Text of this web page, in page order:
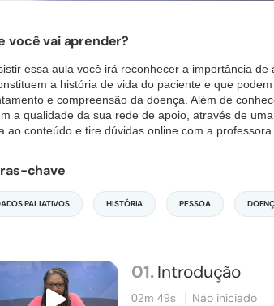
você vai aprender?
essa aula você irá reconhecer a importância
a história de vida do paciente e que
e compreensão da doença. Além de
a qualidade da sua rede de apoio, através de
ao conteúdo e tire dúvidas online com a professora
chave
PALIATIVOS HISTÓRIA PESSOA
01.Introdução
02m 49s Não iniciado